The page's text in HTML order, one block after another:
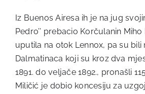
Iz Buenos Airesa ih je na jug
Pedro’’ prebacio Korčulanin
uputila na otok Lennox, pa su bili
Dalmatinaca koji su kroz dva
1891. do veljače 1892., pronašli
Miličić je dobio koncesiju za